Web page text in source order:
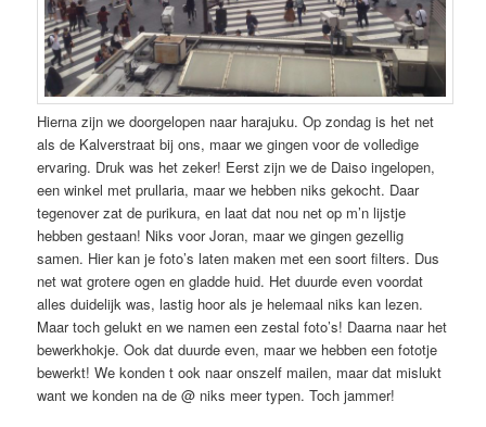
Hierna zijn we doorgelopen naar harajuku. Op zondag is het net
als de Kalverstraat bij ons, maar we gingen voor de volledige
ervaring. Druk was het zeker! Eerst zijn we de Daiso ingelopen,
een winkel met prullaria, maar we hebben niks gekocht. Daar
tegenover zat de purikura, en laat dat nou net op m’n lijstje
hebben gestaan! Niks voor Joran, maar we gingen gezellig
samen. Hier kan je foto’s laten maken met een soort filters. Dus
net wat grotere ogen en gladde huid. Het duurde even voordat
alles duidelijk was, lastig hoor als je helemaal niks kan lezen.
Maar toch gelukt en we namen een zestal foto’s! Daarna naar het
bewerkhokje. Ook dat duurde even, maar we hebben een fototje
bewerkt! We konden t ook naar onszelf mailen, maar dat mislukt
want we konden na de @ niks meer typen. Toch jammer!